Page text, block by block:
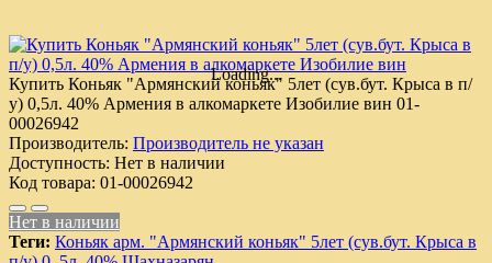
Loading...
Купить Коньяк "Армянский коньяк" 5лет (сув.бут. Крыса в п/
у) 0,5л. 40% Армения в алкомаркете Изобилие вин 01-
00026942
Производитель: Производитель не указан
Доступность: Нет в наличии
Код товара: 01-00026942
Нет в наличии
Теги: Коньяк арм. "Армянский коньяк" 5лет (сув.бут. Крыса в